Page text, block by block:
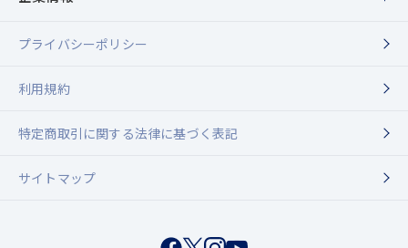
トライアルセット
キャンペーン対象商品
セピア（ペットケア）
最新情報
敏感肌コンシェルジュ
ウィラード通信
定期購入について
お友達紹介キャンペーン
送料・配送について
ショールーム・お取り扱い店舗紹介
企業情報
代表メッセージ
Dr.ウィラード・ウォーター
プライバシーポリシー
利用規約
特定商取引に関する法律に基づく表記
サイトマップ